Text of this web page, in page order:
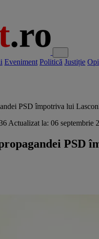
Eveniment Politică Justiție
PSD împotriva lui
Actualizat la: 06 septembrie
PSD